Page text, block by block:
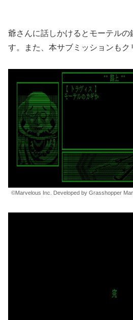
爺さんに話しかけるとモーテルの
す。また、本サブミッションもク
©Marvelous Inc. Developed by Grasshopper